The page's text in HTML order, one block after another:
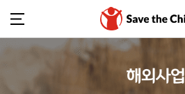
해외사업